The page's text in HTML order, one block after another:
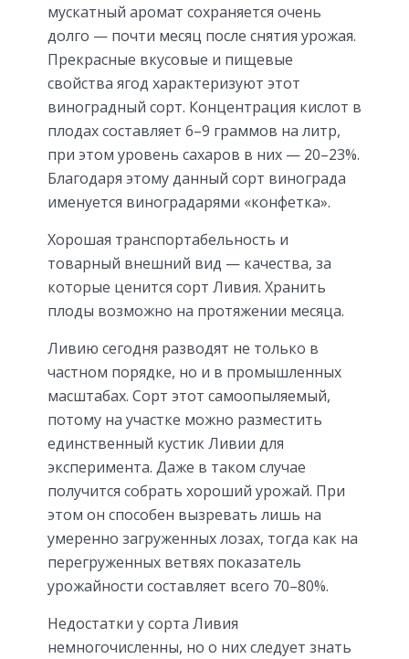
мускатный аромат сохраняется очень
долго — почти месяц после снятия урожая.
Прекрасные вкусовые и пищевые
свойства ягод характеризуют этот
виноградный сорт. Концентрация кислот в
плодах составляет 6–9 граммов на литр,
при этом уровень сахаров в них — 20–23%.
Благодаря этому данный сорт винограда
именуется виноградарями «конфетка».
Хорошая транспортабельность и
товарный внешний вид — качества, за
которые ценится сорт Ливия. Хранить
плоды возможно на протяжении месяца.
Ливию сегодня разводят не только в
частном порядке, но и в промышленных
масштабах. Сорт этот самоопыляемый,
потому на участке можно разместить
единственный кустик Ливии для
эксперимента. Даже в таком случае
получится собрать хороший урожай. При
этом он способен вызревать лишь на
умеренно загруженных лозах, тогда как на
перегруженных ветвях показатель
урожайности составляет всего 70–80%.
Недостатки у сорта Ливия
немногочисленны, но о них следует знать